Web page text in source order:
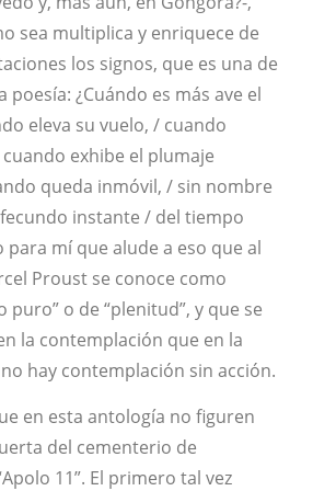
sea multiplica y enriquece de
los signos, que es una de
poesía: ¿Cuándo es más ave el
eleva su vuelo, / cuando
exhibe el plumaje
queda inmóvil, / sin nombre
instante / del tiempo
para mí que alude a eso que al
Proust se conoce como
puro” o de “plenitud”, y que se
la contemplación que en la
hay contemplación sin acción.
en esta antología no figuren
del cementerio de
11”. El primero tal vez